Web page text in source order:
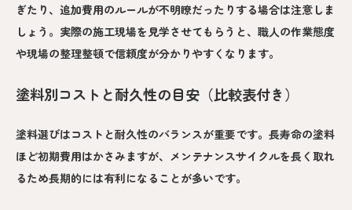
ぎたり、追加費用のルールが不明瞭だったりする場合は注意しま
しょう。実際の施工現場を見学させてもらうと、職人の作業態度
や現場の整理整頓で信頼度が分かりやすくなります。
塗料別コストと耐久性の目安（比較表付き）
塗料選びはコストと耐久性のバランスが重要です。長寿命の塗料
ほど初期費用はかさみますが、メンテナンスサイクルを長く取れ
るため長期的には有利になることが多いです。